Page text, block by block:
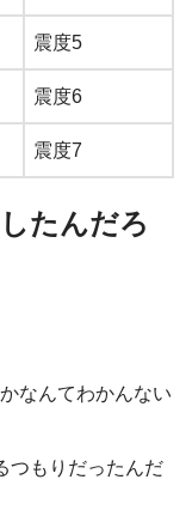
震度5
震度6
震度7
たんだろ
なんてわかんない
つもりだったんだ